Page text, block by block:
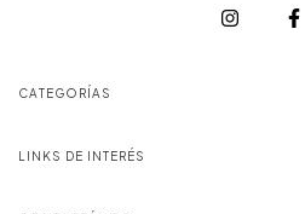
CATEGORÍAS
LINKS DE INTERÉS